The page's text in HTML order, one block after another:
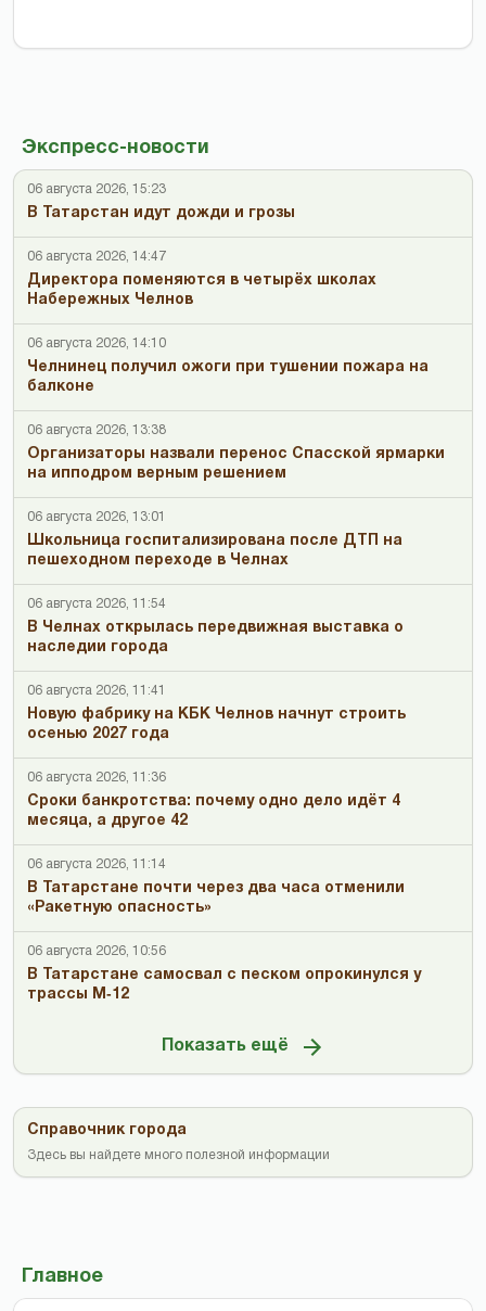
Экспресс-новости
06 августа 2026, 15:23
В Татарстан идут дожди и грозы
06 августа 2026, 14:47
Директора поменяются в четырёх школах
Набережных Челнов
06 августа 2026, 14:10
Челнинец получил ожоги при тушении пожара на
балконе
06 августа 2026, 13:38
Организаторы назвали перенос Спасской ярмарки
на ипподром верным решением
06 августа 2026, 13:01
Школьница госпитализирована после ДТП на
пешеходном переходе в Челнах
06 августа 2026, 11:54
В Челнах открылась передвижная выставка о
наследии города
06 августа 2026, 11:41
Новую фабрику на КБК Челнов начнут строить
осенью 2027 года
06 августа 2026, 11:36
Сроки банкротства: почему одно дело идёт 4
месяца, а другое 42
06 августа 2026, 11:14
В Татарстане почти через два часа отменили
«Ракетную опасность»
06 августа 2026, 10:56
В Татарстане самосвал с песком опрокинулся у
трассы М‑12
Показать ещё
Справочник города
Здесь вы найдете много полезной информации
Главное